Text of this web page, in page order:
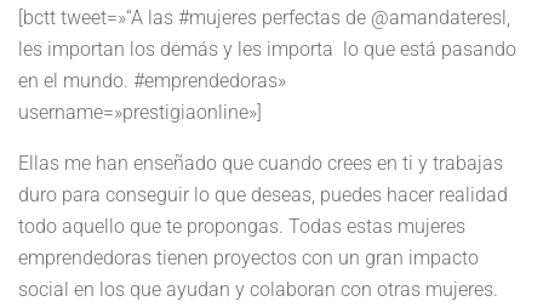
[bctt tweet=»“A las #mujeres perfectas de @amandateresl,
les importan los demás y les importa lo que está pasando
en el mundo. #emprendedoras»
username=»prestigiaonline»]
Ellas me han enseñado que cuando crees en ti y trabajas
duro para conseguir lo que deseas, puedes hacer realidad
todo aquello que te propongas. Todas estas mujeres
emprendedoras tienen proyectos con un gran impacto
social en los que ayudan y colaboran con otras mujeres.